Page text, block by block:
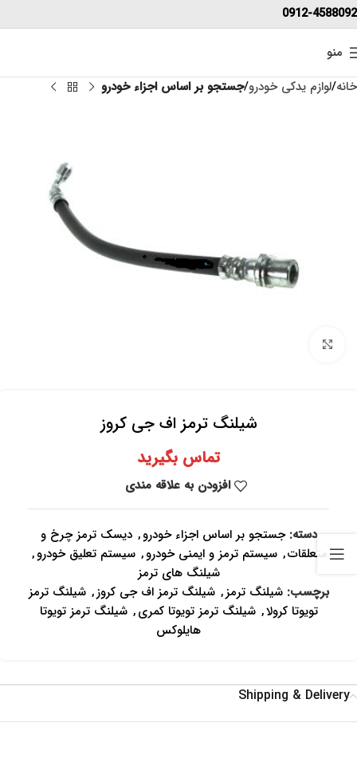
0912-4588092
منو
خانه لوازم یدکی خودرو جستجو بر اساس اجزاء خودرو
شیلنگ ترمز اف جی کروز
تماس بگیرید
افزودن به علاقه مندی
دسته: جستجو بر اساس اجزاء خودرو, دیسک ترمز چرخ و
متعلقات, سیستم ترمز و ایمنی خودرو, سیستم تعلیق خودرو,
شیلنگ های ترمز
برچسب: شیلنگ ترمز, شیلنگ ترمز اف جی کروز, شیلنگ ترمز
تویوتا کرولا, شیلنگ ترمز تویوتا کمری, شیلنگ ترمز تویوتا
هایلوکس
Shipping & Delivery